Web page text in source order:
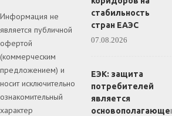
Информация не
является публичной
офертой
(коммерческим
предложением) и
носит исключительно
ознакомительный
характер
стабильность
стран ЕАЭС
07.08.2026
ЕЭК: защита
потребителей
является
основополагающей